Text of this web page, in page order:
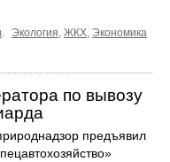
. Экология, ЖКХ, Экономика
по вывозу
предъявил